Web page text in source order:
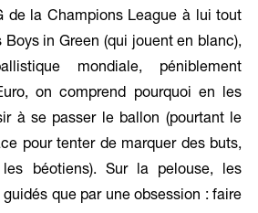
de la Champions League à lui tout
in Green (qui jouent en blanc),
mondiale, péniblement
on comprend pourquoi en les
à se passer le ballon (pourtant le
pour tenter de marquer des buts,
béotiens). Sur la pelouse, les
que par une obsession : faire